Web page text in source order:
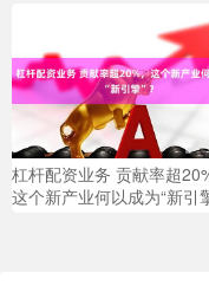
杠杆配资业务 贡献率超
这个新产业何以成为“新引